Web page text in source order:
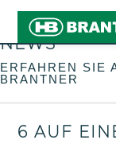
NEWS
ERFAHREN SIE
BRANTNER
6 AUF